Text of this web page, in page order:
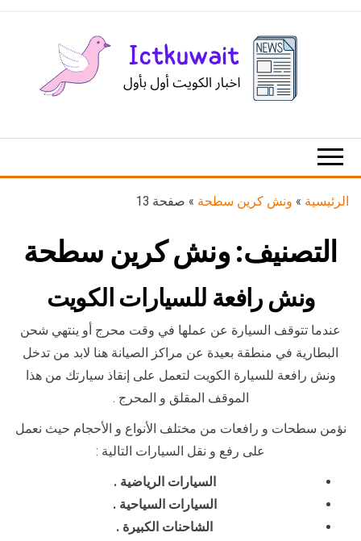
الكويت
الرئيسية » ونش كرين سطحة » صفحة 13
التصنيف:ونش كرين سطحة
ونش رافعة للسيارات الكويت
عندما تتوقف السيارة عن عملها في وقت محرج أو ينتهي شحن
البطارية في منطقة بعيدة عن مراكز الصيانة هنا لابد من تدخل
ونش رافعة للسيارة الكويت لتعمل على إنقاذ سيارتك من هذا
الموقف المقلق و المحرج .
نؤمن سطحات و رافعات من مختلف الأنواع و الأحجام حيث نعمل
على رفع و نقل السيارات التالية :
السيارات الرياضية .
السيارات السياحية .
الشاحنات الكبيرة .